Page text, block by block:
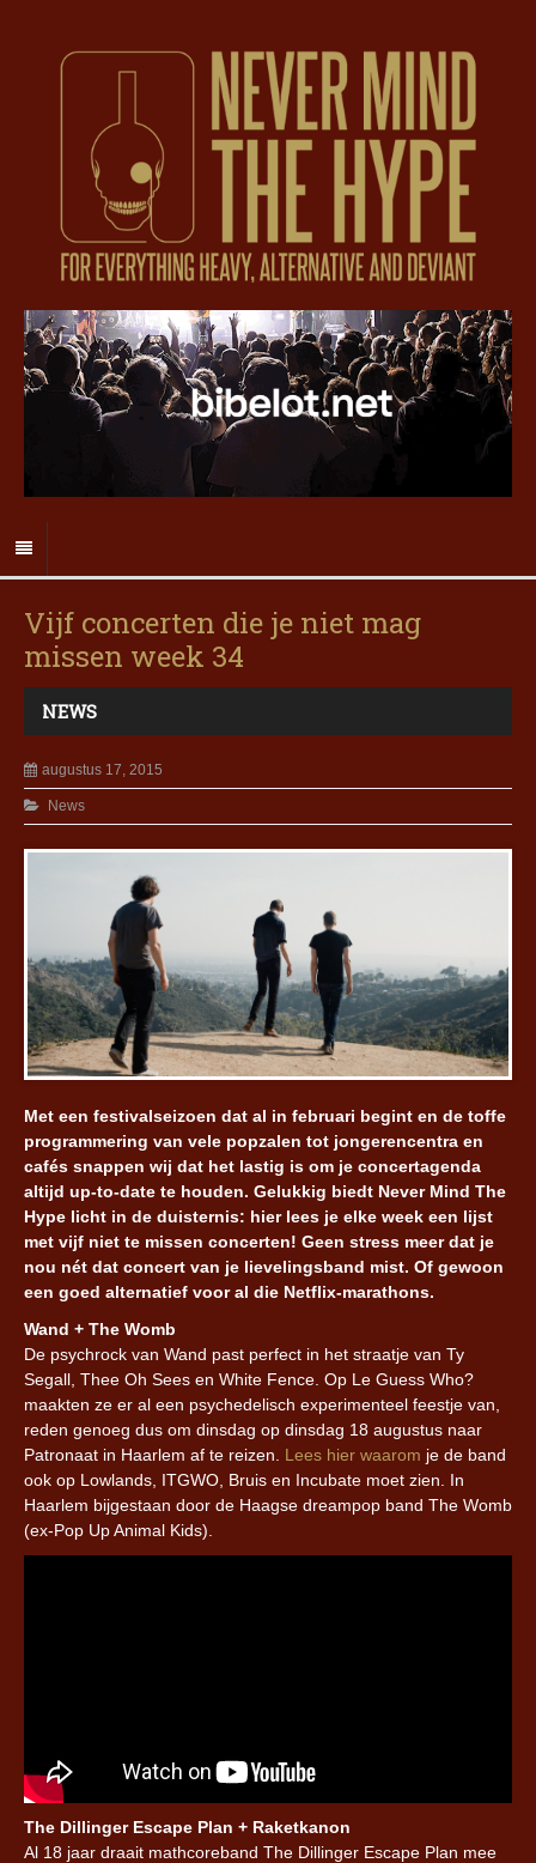
Vijf concerten die je niet mag
missen week 34
NEWS
augustus 17, 2015
News
Met een festivalseizoen dat al in februari begint en de toffe
programmering van vele popzalen tot jongerencentra en
cafés snappen wij dat het lastig is om je concertagenda
altijd up-to-date te houden. Gelukkig biedt Never Mind The
Hype licht in de duisternis: hier lees je elke week een lijst
met vijf niet te missen concerten! Geen stress meer dat je
nou nét dat concert van je lievelingsband mist. Of gewoon
een goed alternatief voor al die Netflix-marathons.
Wand + The Womb
De psychrock van Wand past perfect in het straatje van Ty
Segall, Thee Oh Sees en White Fence. Op Le Guess Who?
maakten ze er al een psychedelisch experimenteel feestje van,
reden genoeg dus om dinsdag op dinsdag 18 augustus naar
Patronaat in Haarlem af te reizen. Lees hier waarom je de band
ook op Lowlands, ITGWO, Bruis en Incubate moet zien. In
Haarlem bijgestaan door de Haagse dreampop band The Womb
(ex-Pop Up Animal Kids).
The Dillinger Escape Plan + Raketkanon
Al 18 jaar draait mathcoreband The Dillinger Escape Plan mee